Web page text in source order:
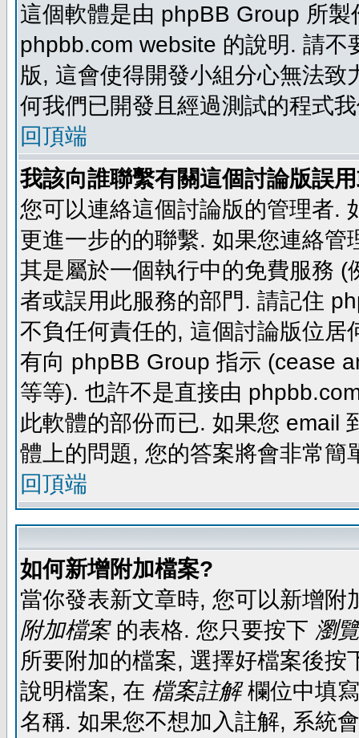
這個軟體是由 phpBB Group 所
phpbb.com website 的說明. 請
版, 這會使得開發小組分心無法
何我們已開發且經過測試的程式
回頂端
我該向誰聯繫有關這個討論版誤
您可以連絡這個討論版的管理者.
更進一步的的聯繫. 如果您連絡
其是屬於一個執行中的免費服務
者或誤用此服務的部門. 請記住
不負任何責任的, 這個討論版位
有向 phpBB Group 指示 (cease
等等). 也許不是直接由
此軟體的部份而已. 如果您 email
體上的問題, 您的答案將會非常簡
回頂端
如何新增附加檔案?
當你發表新文章時, 您可以新增
附加檔案的表格. 您只要按下 瀏
所要附加的檔案, 選擇好檔案後
說明檔案, 在 檔案註解欄位中填
名稱. 如果您不想加入註解, 系統